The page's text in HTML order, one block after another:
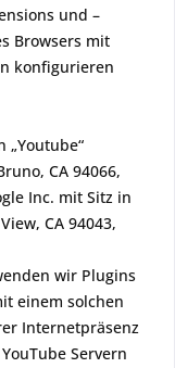
und –
Browsers mit
konfigurieren
„Youtube“
CA 94066,
Inc. mit Sitz in
CA 94043,
wir Plugins
einem solchen
Internetpräsenz
Servern